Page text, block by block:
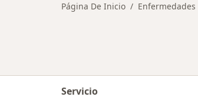
Página De Inicio Enfermedades
Servicio